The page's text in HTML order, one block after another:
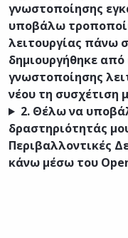
γνωστοποίησης
υποβάλω
λειτουργίας πάνω
δημιουργήθηκε
γνωστοποίησης
νέου τη συσχέτιση
2. Θέλω να
δραστηριότητάς
Περιβαλλοντικές
κάνω μέσω του